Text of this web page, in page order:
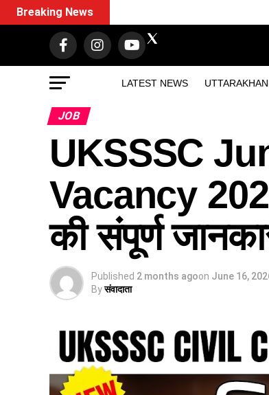
LATEST NEWS
Breaking News
JOB
UKSSSC
Vacancy
की संपूर्ण
Published 2 months agoon June 16,
Byसंवादाता